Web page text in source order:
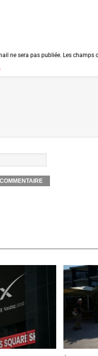
ne sera pas publiée. Les champs